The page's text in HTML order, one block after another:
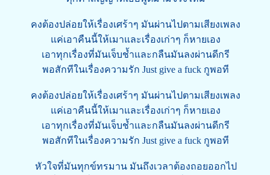
คงต้องปล่อยให้เรื่องเศร้าๆ มันผ่านไปตามเสียงเพลง
แค่เอาคืนนี้ให้เมาและเรื่องเก่าๆ ก็หายเอง
เอาทุกเรื่องที่มันเจ็บช้ำและกลืนมันลงผ่านดีกรี
พอสักทีในเรื่องความรัก Just give a fuck กูพอที
คงต้องปล่อยให้เรื่องเศร้าๆ มันผ่านไปตามเสียงเพลง
แค่เอาคืนนี้ให้เมาและเรื่องเก่าๆ ก็หายเอง
เอาทุกเรื่องที่มันเจ็บช้ำและกลืนมันลงผ่านดีกรี
พอสักทีในเรื่องความรัก Just give a fuck กูพอที
หัวใจที่มันทุกข์ทรมาน มันถึงเวลาต้องถอยออกไป